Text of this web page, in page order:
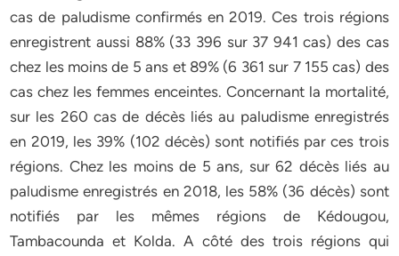
cas de paludisme confirmés en 2019. Ces trois régions
enregistrent aussi 88% (33 396 sur 37 941 cas) des cas
chez les moins de 5 ans et 89% (6 361 sur 7 155 cas) des
cas chez les femmes enceintes. Concernant la mortalité,
sur les 260 cas de décès liés au paludisme enregistrés
en 2019, les 39% (102 décès) sont notifiés par ces trois
régions. Chez les moins de 5 ans, sur 62 décès liés au
paludisme enregistrés en 2018, les 58% (36 décès) sont
notifiés par les mêmes régions de Kédougou,
Tambacounda et Kolda. A côté des trois régions qui